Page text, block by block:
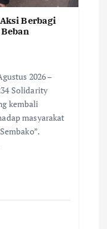
Berbagi
2026 –
Solidarity
kembali
masyarakat